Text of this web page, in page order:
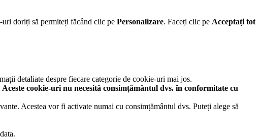
doriți să permiteți făcând clic pe Personalizare. Faceți clic pe Acceptați tot
detaliate despre fiecare categorie de cookie-uri mai jos.
Aceste cookie-uri nu necesită consimțământul dvs. în conformitate cu
Acestea vor fi activate numai cu consimțământul dvs. Puteți alege să